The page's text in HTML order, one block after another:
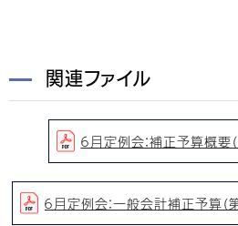
関連ファイル
６月定例会：補正予算概要
６月定例会：一般会計補正予算（